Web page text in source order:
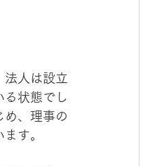
法人は設立
る状態でし
め、理事の
す。